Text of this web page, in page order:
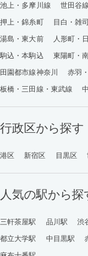
池上・多摩川線
世田谷線
押上・錦糸町
目白・雑
湯島・東大前
人形町・
駒込・本駒込
東陽町・
田園都市線神奈川
赤羽
板橋・三田線・東武線
行政区から探す
港区 新宿区 目黒区
人気の駅から探
三軒茶屋駅 品川駅 渋
都立大学駅
中目黒駅